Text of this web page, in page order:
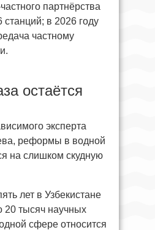
партнёрства
в 2026 году
частному
остаётся
эксперта
реформы в водной
на слишком скудную
лет в Узбекистане
тысяч научных
сфере относится